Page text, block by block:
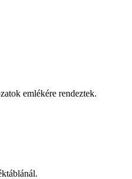
emlékére rendeztek.